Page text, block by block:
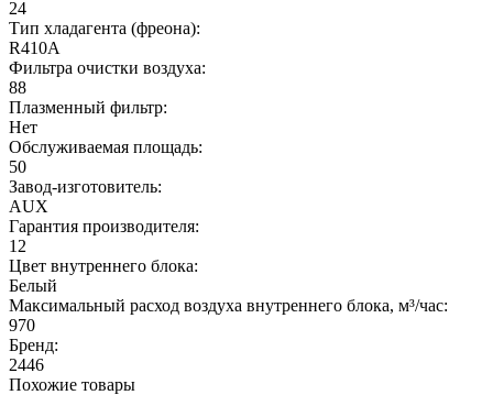
24
Тип хладагента (фреона):
R410A
Фильтра очистки воздуха:
88
Плазменный фильтр:
Нет
Обслуживаемая площадь:
50
Завод-изготовитель:
AUX
Гарантия производителя:
12
Цвет внутреннего блока:
Белый
Максимальный расход воздуха внутреннего блока, м³/час:
970
Бренд:
2446
Похожие товары